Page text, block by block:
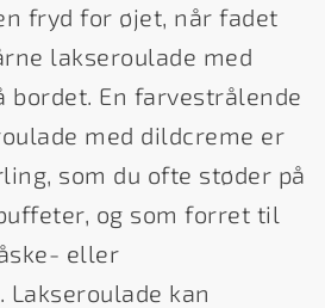
fryd for øjet, når fadet
lakseroulade med
En farvestrålende
med dildcreme er
som du ofte støder på
og som forret til
eller
kan